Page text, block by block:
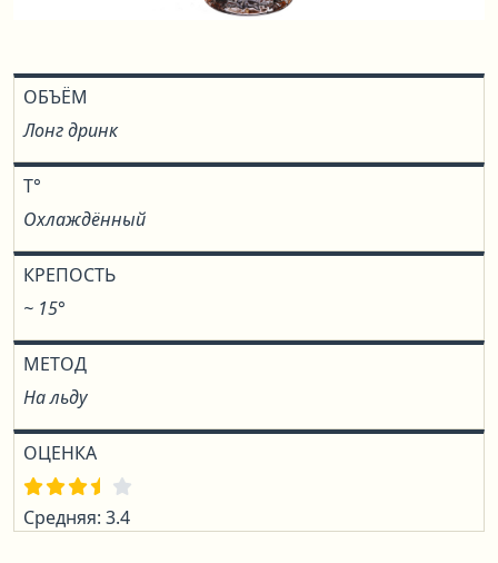
ОБЪЁМ
Лонг дринк
T°
Охлаждённый
КРЕПОСТЬ
~ 15°
МЕТОД
На льду
ОЦЕНКА
Средняя: 3.4